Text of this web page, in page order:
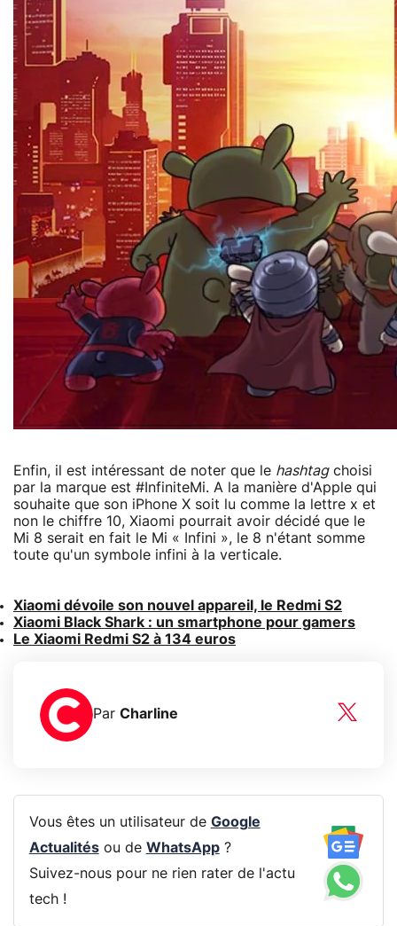
Enfin, il est intéressant de noter que le hashtagchoisi
par la marque est #InfiniteMi. A la manière d'Apple qui
souhaite que son iPhone X soit lu comme la lettre x et
non le chiffre 10, Xiaomi pourrait avoir décidé que le
Mi 8 serait en fait le Mi « Infini », le 8 n'étant somme
toute qu'un symbole infini à la verticale.
Xiaomi dévoile son nouvel appareil, le Redmi S2
Xiaomi Black Shark : un smartphone pour gamers
Le Xiaomi Redmi S2 à 134 euros
Par Charline
Vous êtes un utilisateur de Google
Actualitésou de WhatsApp?
Suivez-nous pour ne rien rater de l'actu
tech !